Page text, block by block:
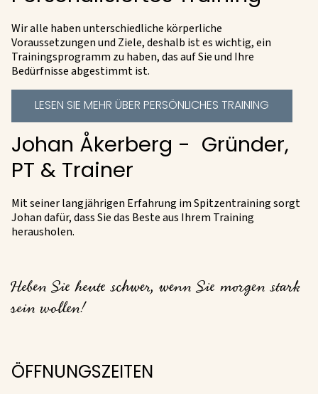
Wir alle haben unterschiedliche körperliche
Voraussetzungen und Ziele, deshalb ist es wichtig, ein
Trainingsprogramm zu haben, das auf Sie und Ihre
Bedürfnisse abgestimmt ist.
LESEN SIE MEHR ÜBER PERSÖNLICHES TRAINING
Johan Åkerberg - Gründer,
PT & Trainer
Mit seiner langjährigen Erfahrung im Spitzentraining sorgt
Johan dafür, dass Sie das Beste aus Ihrem Training
herausholen.
Heben Sie heute schwer, wenn Sie morgen stark
sein wollen!
ÖFFNUNGSZEITEN